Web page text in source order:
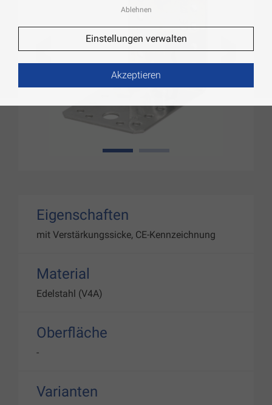
1
Eigenschaften
mit Verstärkungssicke, CE-Kennzeichnung
Material
Edelstahl (V4A)
Oberfläche
-
Varianten
Ablehnen
Einstellungen verwalten
Akzeptieren